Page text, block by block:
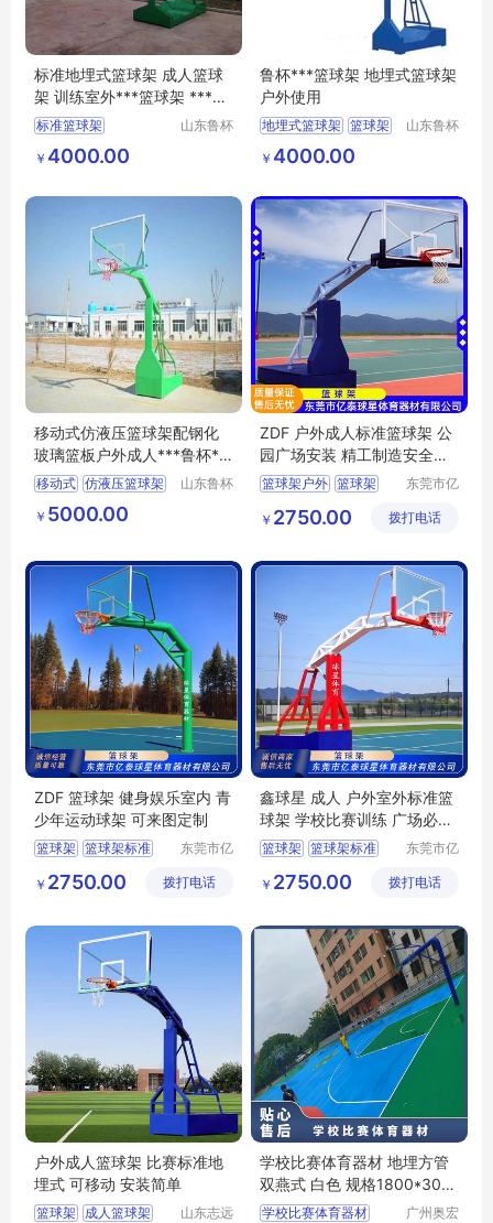
标准地埋式篮球架 成人篮球
架 训练室外***篮球架 ***销
售
标准篮球架
地埋式篮球架
销售
山东鲁杯
￥ 4000.00
鲁杯***篮球架 地埋式篮球架
户外使用
地埋式篮球架 篮球架
山东鲁杯
￥ 4000.00
移动式仿液压篮球架配钢化
玻璃篮板户外成人***鲁杯**
*移动式 仿液压篮球架
篮球架
山东鲁杯
￥ 5000.00
ZDF 户外成人标准篮球架 公
园广场安装 精工制造安全稳
固
篮球架户外 篮球架
东莞市亿
育器材有
￥ 2750.00 拨打电话
ZDF 篮球架 健身娱乐室内 青
少年运动球架 可来图定制
篮球架 篮球架标准
东莞市亿
育器材有
￥ 2750.00 拨打电话
鑫球星 成人 户外室外标准篮
球架 学校比赛训练 广场必备
运动器材
篮球架 篮球架标准
东莞市亿
育器材有
￥ 2750.00 拨打电话
户外成人篮球架 比赛标准地
埋式 可移动 安装简单
篮球架 成人篮球架
山东志远
学校比赛体育器材 地埋方管
双燕式 白色 规格1800*305
0 电动液压
学校比赛体育器材
广州奥宏